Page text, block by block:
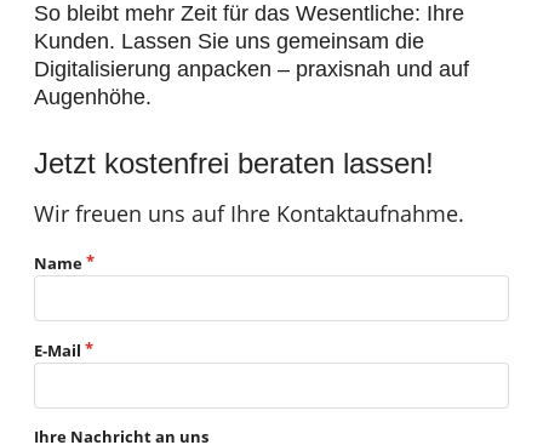
So bleibt mehr Zeit für das Wesentliche: Ihre
Kunden. Lassen Sie uns gemeinsam die
Digitalisierung anpacken – praxisnah und auf
Augenhöhe.
Jetzt kostenfrei beraten lassen!
Wir freuen uns auf Ihre Kontaktaufnahme.
Name
E-Mail
Ihre Nachricht an uns